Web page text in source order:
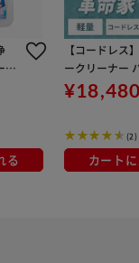
ナ
リ
る
【コードレス
ークリーナー
家庭用 カーペ
ァ 車シート
D-HW
(2)
カート